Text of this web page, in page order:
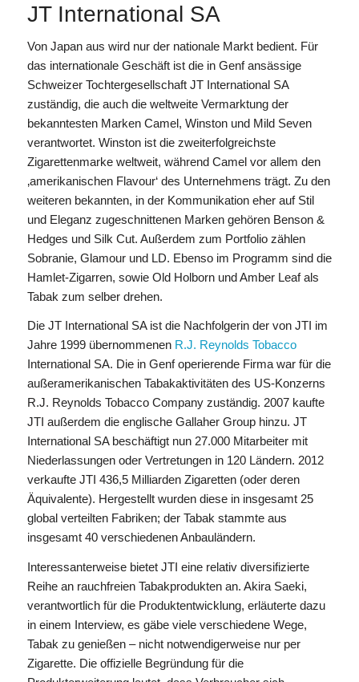
JT International SA
Von Japan aus wird nur der nationale Markt bedient. Für
das internationale Geschäft ist die in Genf ansässige
Schweizer Tochtergesellschaft JT International SA
zuständig, die auch die weltweite Vermarktung der
bekanntesten Marken Camel, Winston und Mild Seven
verantwortet. Winston ist die zweiterfolgreichste
Zigarettenmarke weltweit, während Camel vor allem den
‚amerikanischen Flavour‘ des Unternehmens trägt. Zu den
weiteren bekannten, in der Kommunikation eher auf Stil
und Eleganz zugeschnittenen Marken gehören Benson &
Hedges und Silk Cut. Außerdem zum Portfolio zählen
Sobranie, Glamour und LD. Ebenso im Programm sind die
Hamlet-Zigarren, sowie Old Holborn und Amber Leaf als
Tabak zum selber drehen.
Die JT International SA ist die Nachfolgerin der von JTI im
Jahre 1999 übernommenen R.J. Reynolds Tobacco
International SA. Die in Genf operierende Firma war für die
außeramerikanischen Tabakaktivitäten des US-Konzerns
R.J. Reynolds Tobacco Company zuständig. 2007 kaufte
JTI außerdem die englische Gallaher Group hinzu. JT
International SA beschäftigt nun 27.000 Mitarbeiter mit
Niederlassungen oder Vertretungen in 120 Ländern. 2012
verkaufte JTI 436,5 Milliarden Zigaretten (oder deren
Äquivalente). Hergestellt wurden diese in insgesamt 25
global verteilten Fabriken; der Tabak stammte aus
insgesamt 40 verschiedenen Anbauländern.
Interessanterweise bietet JTI eine relativ diversifizierte
Reihe an rauchfreien Tabakprodukten an. Akira Saeki,
verantwortlich für die Produktentwicklung, erläuterte dazu
in einem Interview, es gäbe viele verschiedene Wege,
Tabak zu genießen – nicht notwendigerweise nur per
Zigarette. Die offizielle Begründung für die